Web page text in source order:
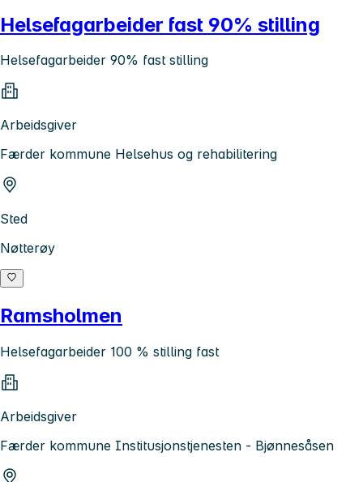
Helsefagarbeider fast 90% stilling
Helsefagarbeider 90% fast stilling
Arbeidsgiver
Færder kommune Helsehus og rehabilitering
Sted
Nøtterøy
Ramsholmen
Helsefagarbeider 100 % stilling fast
Arbeidsgiver
Færder kommune Institusjonstjenesten - Bjønnesåsen